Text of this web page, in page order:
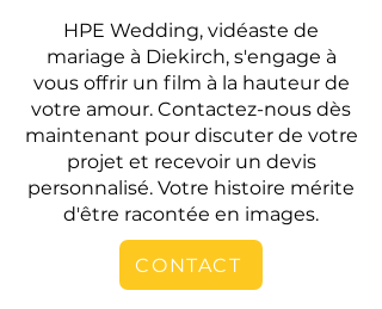
HPE Wedding, vidéaste de
mariage à Diekirch, s'engage à
vous offrir un film à la hauteur de
votre amour. Contactez-nous dès
maintenant pour discuter de votre
projet et recevoir un devis
personnalisé. Votre histoire mérite
d'être racontée en images.
CONTACT